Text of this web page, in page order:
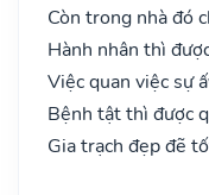
Còn trong nhà đó
Hành nhân thì
Việc quan việc sự
Bệnh tật thì được
Gia trạch đẹp đẽ